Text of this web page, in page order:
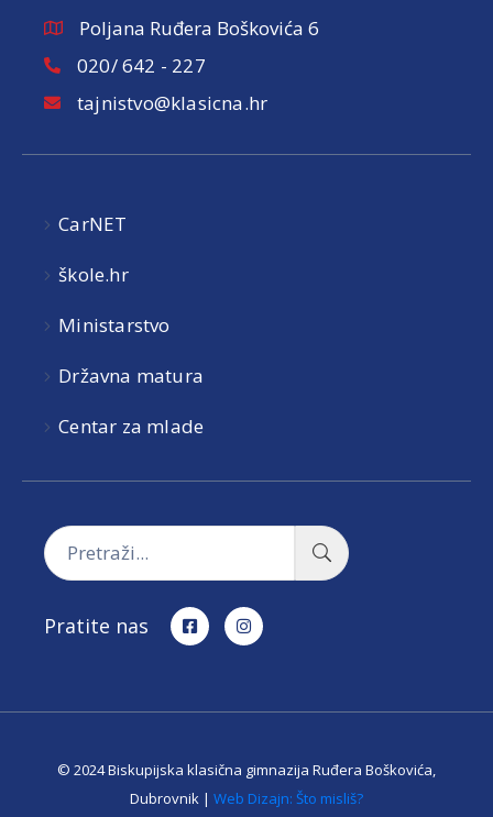
Poljana Ruđera Boškovića 6
020/ 642 - 227
tajnistvo@klasicna.hr
CarNET
škole.hr
Ministarstvo
Državna matura
Centar za mlade
Pratite nas
© 2024 Biskupijska klasična gimnazija Ruđera Boškovića,
Dubrovnik | Web Dizajn: Što misliš?